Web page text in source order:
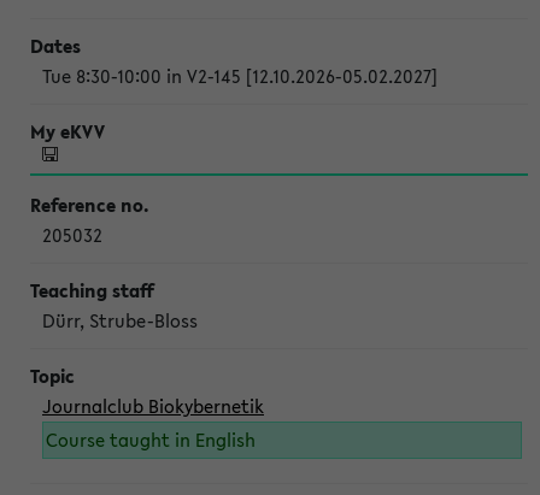
Tue 8:30-10:00 in V2-145 [12.10.2026-05.02.2027]
205032
Dürr, Strube-Bloss
Journalclub Biokybernetik
Course taught in English